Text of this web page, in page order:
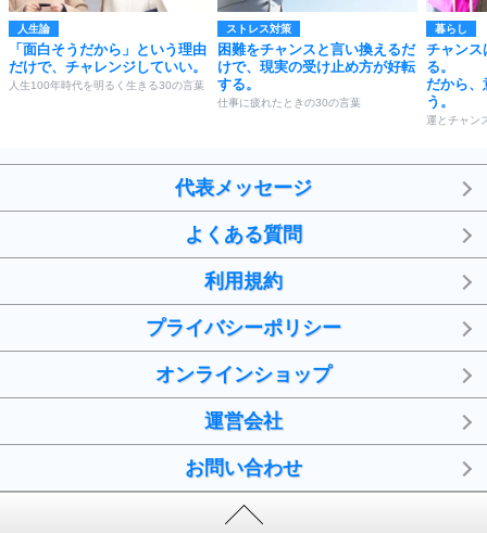
人生論
「面白そうだから」という理由
だけで、チャレンジしていい。
人生100年時代を明るく生きる30の言葉
ストレス対策
困難をチャンスと言い換えるだ
けで、現実の受け止め方が好転
する。
仕事に疲れたときの30の言葉
暮らし
チャンス
る。
だから、
う。
運とチャン
代表メッセージ
よくある質問
利用規約
プライバシーポリシー
オンラインショップ
運営会社
お問い合わせ